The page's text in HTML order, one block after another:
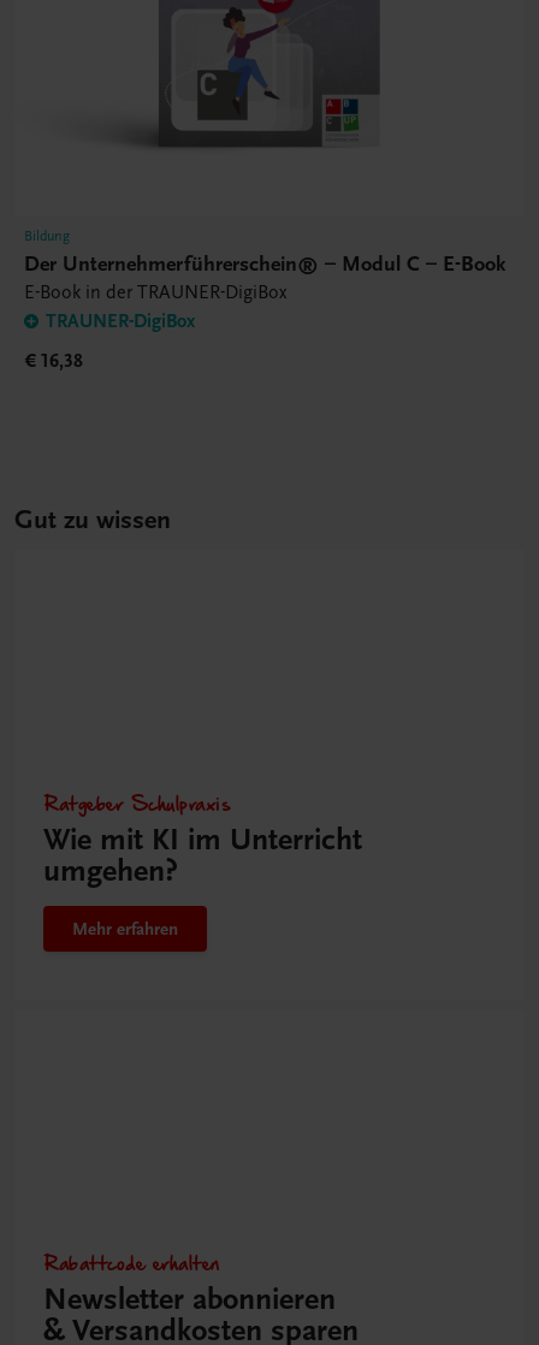
Bildung
Der Unternehmerführerschein® – Modul C – E-Book
E-Book in der TRAUNER-DigiBox
TRAUNER-DigiBox
€ 16,38
Gut zu wissen
Ratgeber Schulpraxis
Wie mit KI im Unterricht
umgehen?
Mehr erfahren
Rabattcode erhalten
Newsletter abonnieren
& Versandkosten sparen